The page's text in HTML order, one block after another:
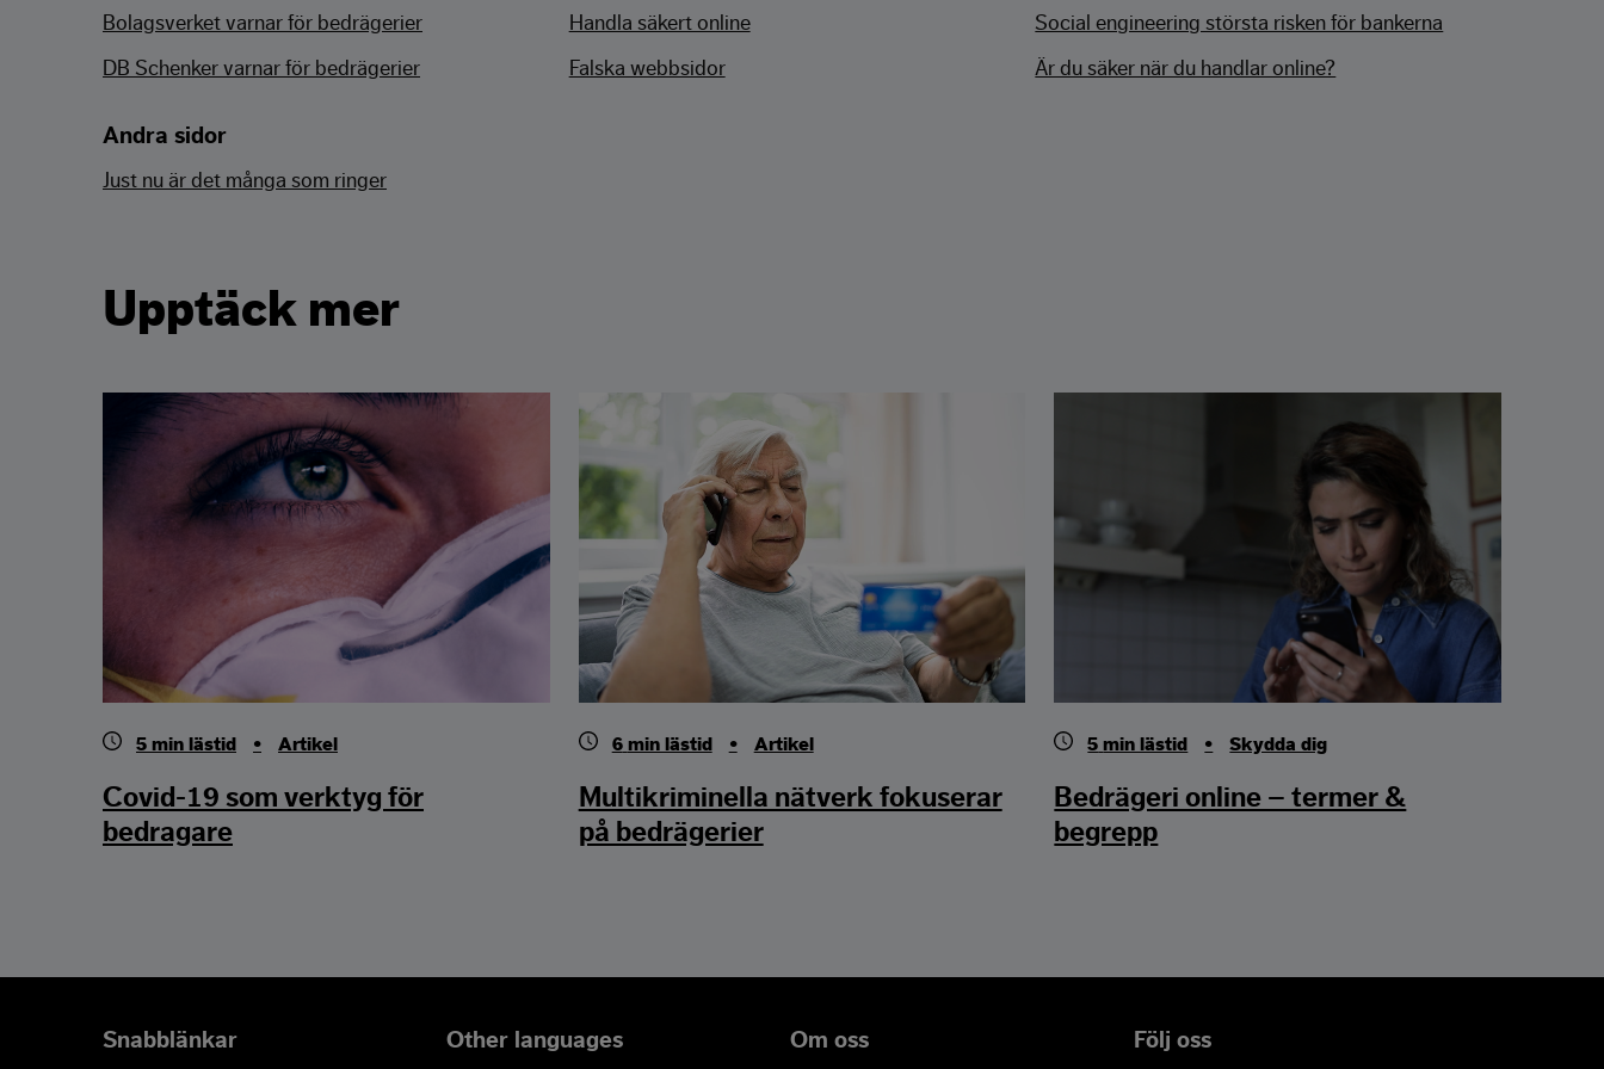
Bolagsverket varnar för bedrägerier
DB Schenker varnar för bedrägerier
Handla säkert online
Falska webbsidor
Social engineering största risken för bankerna
Är du säker när du handlar online?
Andra sidor
Just nu är det många som ringer
Upptäck mer
5 min lästid • Artikel
Covid-19 som verktyg för
bedragare
6 min lästid • Artikel
Multikriminella nätverk fokuserar
på bedrägerier
5 min lästid • Skydda dig
Bedrägeri online – termer &
begrepp
Snabblänkar Other languages Om oss Följ oss